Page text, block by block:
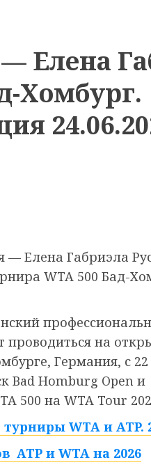
Елена
Хомбург.
— Елена Габриэла
WTA 500 Бад-
на
Германия, с
Bad Homburg Open и
500 на WTA Tour
WTA и ATP.
ATP и WTA на 2026